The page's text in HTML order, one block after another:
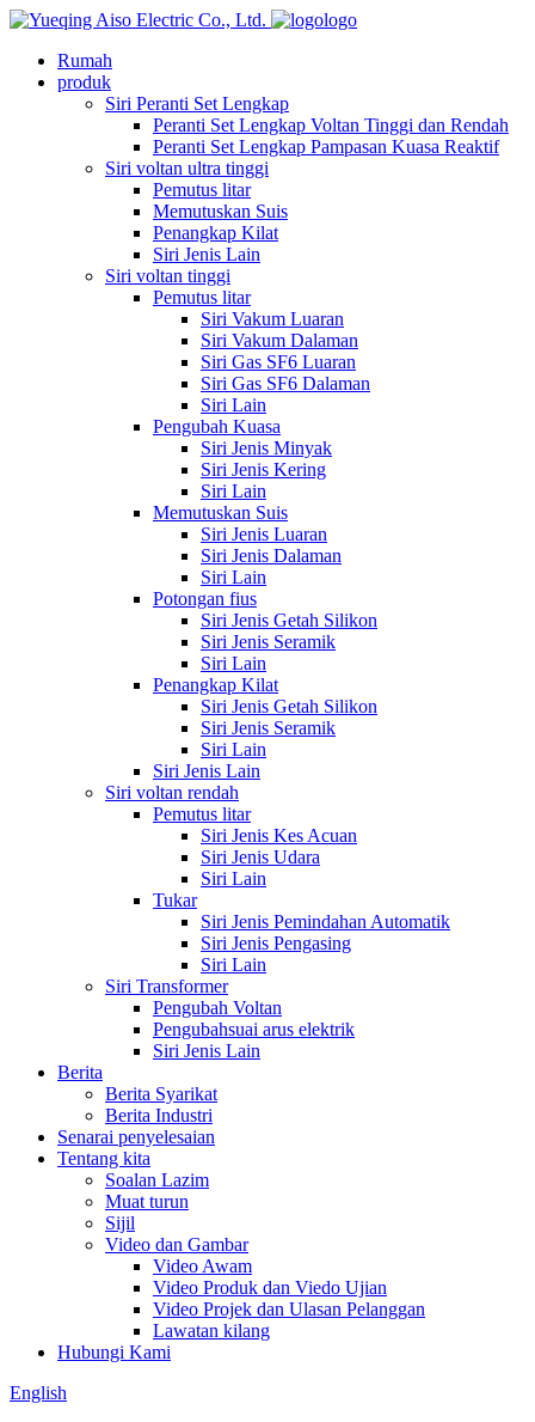
logo
Rumah
produk
Siri Peranti Set Lengkap
Peranti Set Lengkap Voltan Tinggi dan Rendah
Peranti Set Lengkap Pampasan Kuasa Reaktif
Siri voltan ultra tinggi
Pemutus litar
Memutuskan Suis
Penangkap Kilat
Siri Jenis Lain
Siri voltan tinggi
Pemutus litar
Siri Vakum Luaran
Siri Vakum Dalaman
Siri Gas SF6 Luaran
Siri Gas SF6 Dalaman
Siri Lain
Pengubah Kuasa
Siri Jenis Minyak
Siri Jenis Kering
Siri Lain
Memutuskan Suis
Siri Jenis Luaran
Siri Jenis Dalaman
Siri Lain
Potongan fius
Siri Jenis Getah Silikon
Siri Jenis Seramik
Siri Lain
Penangkap Kilat
Siri Jenis Getah Silikon
Siri Jenis Seramik
Siri Lain
Siri Jenis Lain
Siri voltan rendah
Pemutus litar
Siri Jenis Kes Acuan
Siri Jenis Udara
Siri Lain
Tukar
Siri Jenis Pemindahan Automatik
Siri Jenis Pengasing
Siri Lain
Siri Transformer
Pengubah Voltan
Pengubahsuai arus elektrik
Siri Jenis Lain
Berita
Berita Syarikat
Berita Industri
Senarai penyelesaian
Tentang kita
Soalan Lazim
Muat turun
Sijil
Video dan Gambar
Video Awam
Video Produk dan Viedo Ujian
Video Projek dan Ulasan Pelanggan
Lawatan kilang
Hubungi Kami
English